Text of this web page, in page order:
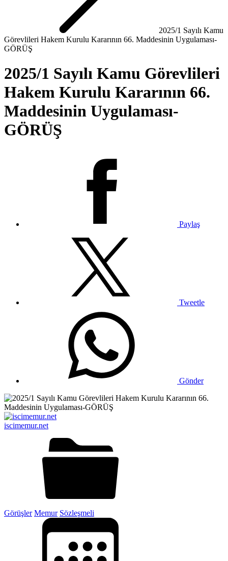
2025/1 Sayılı Kamu
Görevlileri Hakem Kurulu Kararının 66. Maddesinin Uygulaması-
GÖRÜŞ
2025/1 Sayılı Kamu Görevlileri
Hakem Kurulu Kararının 66.
Maddesinin Uygulaması-
GÖRÜŞ
Paylaş
Tweetle
Gönder
iscimemur.net
Görüşler Memur Sözleşmeli